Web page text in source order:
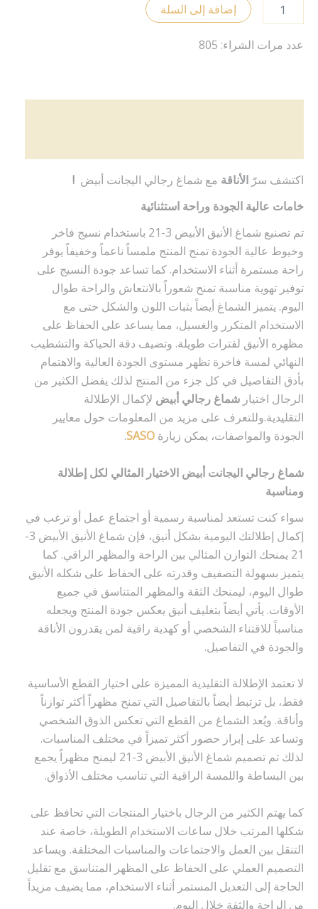
إضافة إلى السلة
عدد مرات الشراء: 805
اكتشف سرّ الأناقة مع شماغ رجالي اليجانت أبيض !
خامات عالية الجودة وراحة استثنائية
تم تصنيع شماغ الأنيق الأبيض 3-21 باستخدام نسيج فاخر
وخيوط عالية الجودة تمنح المنتج ملمساً ناعماً وخفيفاً يوفر
راحة مستمرة أثناء الاستخدام. كما تساعد جودة النسيج على
توفير تهوية مناسبة تمنح شعوراً بالانتعاش والراحة طوال
اليوم. يتميز الشماغ أيضاً بثبات اللون والشكل حتى مع
الاستخدام المتكرر والغسيل، مما يساعد على الحفاظ على
مظهره الأنيق لفترات طويلة. وتضيف دقة الحياكة والتشطيب
النهائي لمسة فاخرة تظهر مستوى الجودة العالية والاهتمام
بأدق التفاصيل في كل جزء من المنتج لذلك يفضل الكثير من
الرجال اختيار شماغ رجالي أبيض لإكمال الإطلالة
التقليدية.وللتعرف على مزيد من المعلومات حول معايير
الجودة والمواصفات، يمكن زيارة SASO
.
شماغ رجالي اليجانت أبيض الاختيار المثالي لكل إطلالة
ومناسبة
سواء كنت تستعد لمناسبة رسمية أو اجتماع عمل أو ترغب في
إكمال إطلالتك اليومية بشكل أنيق، فإن شماغ الأنيق الأبيض 3-
21 يمنحك التوازن المثالي بين الراحة والمظهر الراقي. كما
يتميز بسهولة التصفيف وقدرته على الحفاظ على شكله الأنيق
طوال اليوم، ليمنحك الثقة والمظهر المتناسق في جميع
الأوقات. يأتي أيضاً بتغليف أنيق يعكس جودة المنتج ويجعله
مناسباً للاقتناء الشخصي أو كهدية راقية لمن يقدرون الأناقة
والجودة في التفاصيل.
لا تعتمد الإطلالة التقليدية المميزة على اختيار القطع الأساسية
فقط، بل ترتبط أيضاً بالتفاصيل التي تمنح مظهراً أكثر توازناً
وأناقة. ويُعد الشماغ من القطع التي تعكس الذوق الشخصي
وتساعد على إبراز حضور أكثر تميزاً في مختلف المناسبات.
لذلك تم تصميم شماغ الأنيق الأبيض 3-21 ليمنح مظهراً يجمع
بين البساطة واللمسة الراقية التي تناسب مختلف الأذواق.
كما يهتم الكثير من الرجال باختيار المنتجات التي تحافظ على
شكلها المرتب خلال ساعات الاستخدام الطويلة، خاصة عند
التنقل بين العمل والاجتماعات والمناسبات المختلفة. ويساعد
التصميم العملي على الحفاظ على المظهر المتناسق مع تقليل
الحاجة إلى التعديل المستمر أثناء الاستخدام، مما يضيف مزيداً
من الراحة والثقة خلال اليوم.